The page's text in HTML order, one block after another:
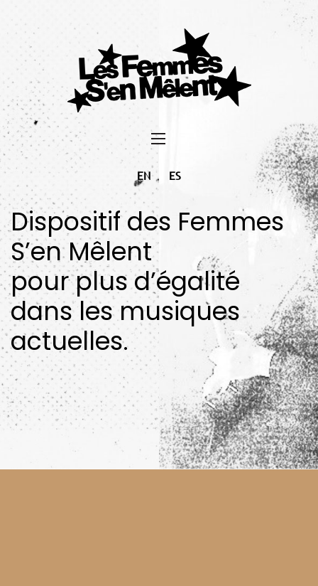
EN ES
Dispositif des Femmes
S’en Mêlent
pour plus d’égalité
dans les musiques
actuelles.